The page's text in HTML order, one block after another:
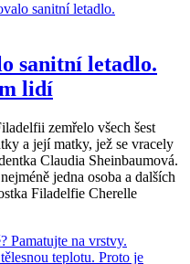
sanitní letadlo.
lidí
zemřelo všech šest
a její matky, jež se vracely
Claudia Sheinbaumová.
jedna osoba a dalších
Filadelfie Cherelle